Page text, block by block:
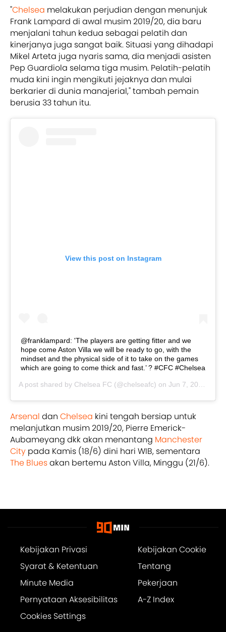
"Chelsea melakukan perjudian dengan menunjuk
Frank Lampard di awal musim 2019/20, dia baru
menjalani tahun kedua sebagai pelatih dan
kinerjanya juga sangat baik. Situasi yang dihadapi
Mikel Arteta juga nyaris sama, dia menjadi asisten
Pep Guardiola selama tiga musim. Pelatih-pelatih
muda kini ingin mengikuti jejaknya dan mulai
berkarier di dunia manajerial," tambah pemain
berusia 33 tahun itu.
View this post on Instagram
@franklampard: 'The players are getting fitter and we
hope come Aston Villa we will be ready to go, with the
mindset and the physical side of it to take on the games
which are going to come thick and fast.’ ? #CFC #Chelsea
A post shared by Chelsea FC (@chelseafc) on Jun 7, 2020 at 9:41am PDT
Arsenal dan Chelsea kini tengah bersiap untuk
melanjutkan musim 2019/20, Pierre Emerick-
Aubameyang dkk akan menantang Manchester
City pada Kamis (18/6) dini hari WIB, sementara
The Bluesakan bertemu Aston Villa, Minggu (21/6).
Kebijakan Privasi
Kebijakan Cookie
Syarat & Ketentuan
Tentang
Minute Media
Pekerjaan
Pernyataan Aksesibilitas
A-Z Index
Cookies Settings